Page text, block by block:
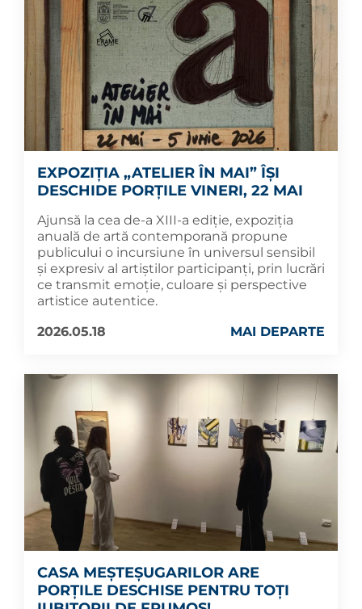
EXPOZIȚIA „ATELIER ÎN MAI” ÎȘI
DESCHIDE PORȚILE VINERI, 22 MAI
Ajunsă la cea de-a XIII-a ediție, expoziția
anuală de artă contemporană propune
publicului o incursiune în universul sensibil
și expresiv al artiștilor participanți, prin lucrări
ce transmit emoție, culoare și perspective
artistice autentice.
2026.05.18
MAI DEPARTE
CASA MEȘTEȘUGARILOR ARE
PORȚILE DESCHISE PENTRU TOȚI